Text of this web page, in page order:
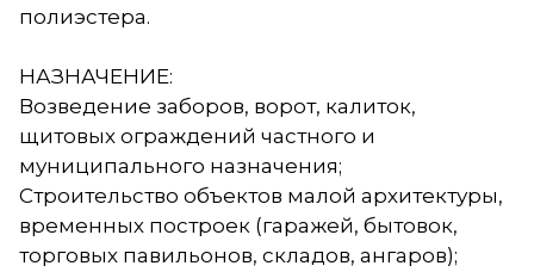
полиэстера.
НАЗНАЧЕНИЕ:
Возведение заборов, ворот, калиток,
щитовых ограждений частного и
муниципального назначения;
Строительство объектов малой архитектуры,
временных построек (гаражей, бытовок,
торговых павильонов, складов, ангаров);